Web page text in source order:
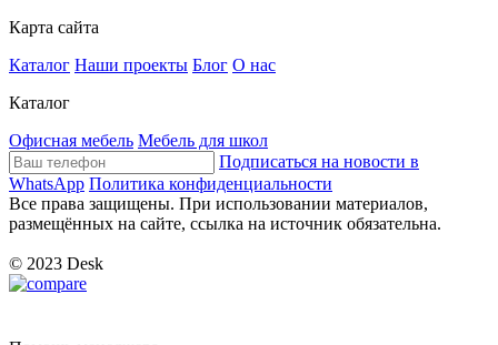
Карта сайта
Каталог Наши проекты Блог О нас
Каталог
Офисная мебель Мебель для школ
Подписаться на новости в
WhatsApp Политика конфиденциальности
Все права защищены. При использовании материалов,
размещённых на сайте, ссылка на источник обязательна.
© 2023 Desk